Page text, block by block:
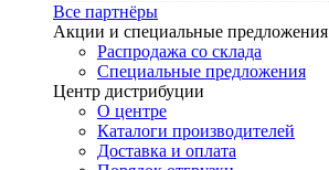
Все партнёры
Акции и специальные предложения
Распродажа со склада
Специальные предложения
Центр дистрибуции
О центре
Каталоги производителей
Доставка и оплата